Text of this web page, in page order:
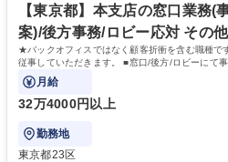
「未来の日常」の創造に向けて持続可能
す。 学歴・資格 学歴：大学院 大学 語学
【東京都】本支店の窓口業務(
案)/後方事務/ロビー応対 その
★バックオフィスではなく顧客折衝を含む職種
従事していただきます。 ■窓口/後方/ロビーにて
客様対応
月給
32万4000円以上
勤務地
東京都23区